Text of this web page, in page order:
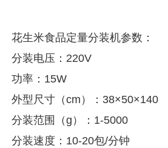
花生米食品定量分装机参数：
分装电压：220V
功率：15W
外型尺寸（cm）：38×50×140
分装范围（g）：1-5000
分装速度：10-20包/分钟